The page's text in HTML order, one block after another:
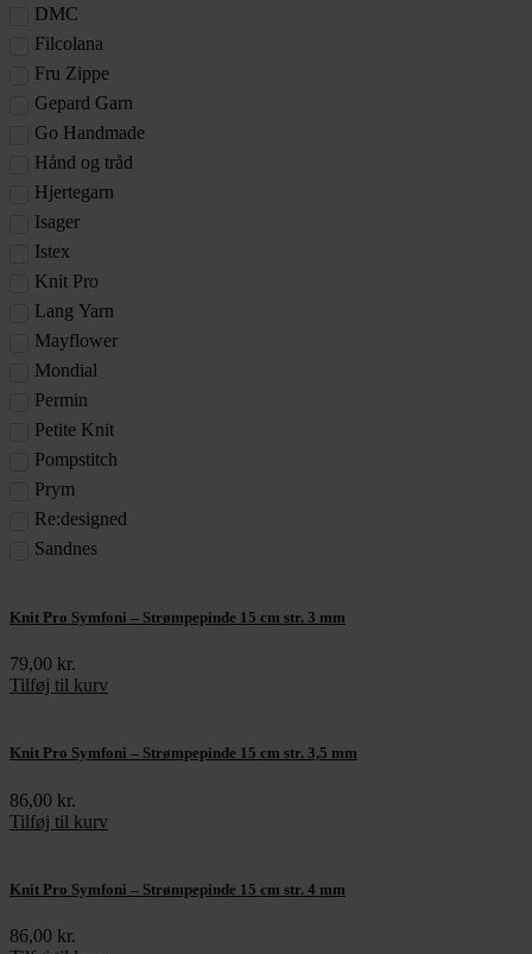
DMC
Filcolana
Fru Zippe
Gepard Garn
Go Handmade
Hånd og tråd
Hjertegarn
Isager
Istex
Knit Pro
Lang Yarn
Mayflower
Mondial
Permin
Petite Knit
Pompstitch
Prym
Re:designed
Sandnes
Knit Pro Symfoni – Strømpepinde 15 cm str. 3 mm
79,00 kr.
Tilføj til kurv
Knit Pro Symfoni – Strømpepinde 15 cm str. 3,5 mm
86,00 kr.
Tilføj til kurv
Knit Pro Symfoni – Strømpepinde 15 cm str. 4 mm
86,00 kr.